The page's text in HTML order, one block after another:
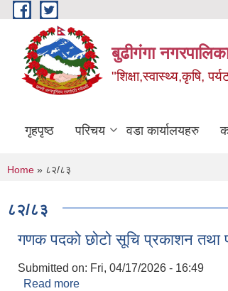
Skip to main content
बुढीगंगा
"शिक्षा,स्वास्थ्य,कृषि,
गृहपृष्ठ परिचय वडा कार्यालयहरु
You are here
Home » ८२/८३
८२/८३
गणक पदको छोटो सूचि प्रकाशन तथा
Submitted on: Fri, 04/17/2026 - 16:49
Read more